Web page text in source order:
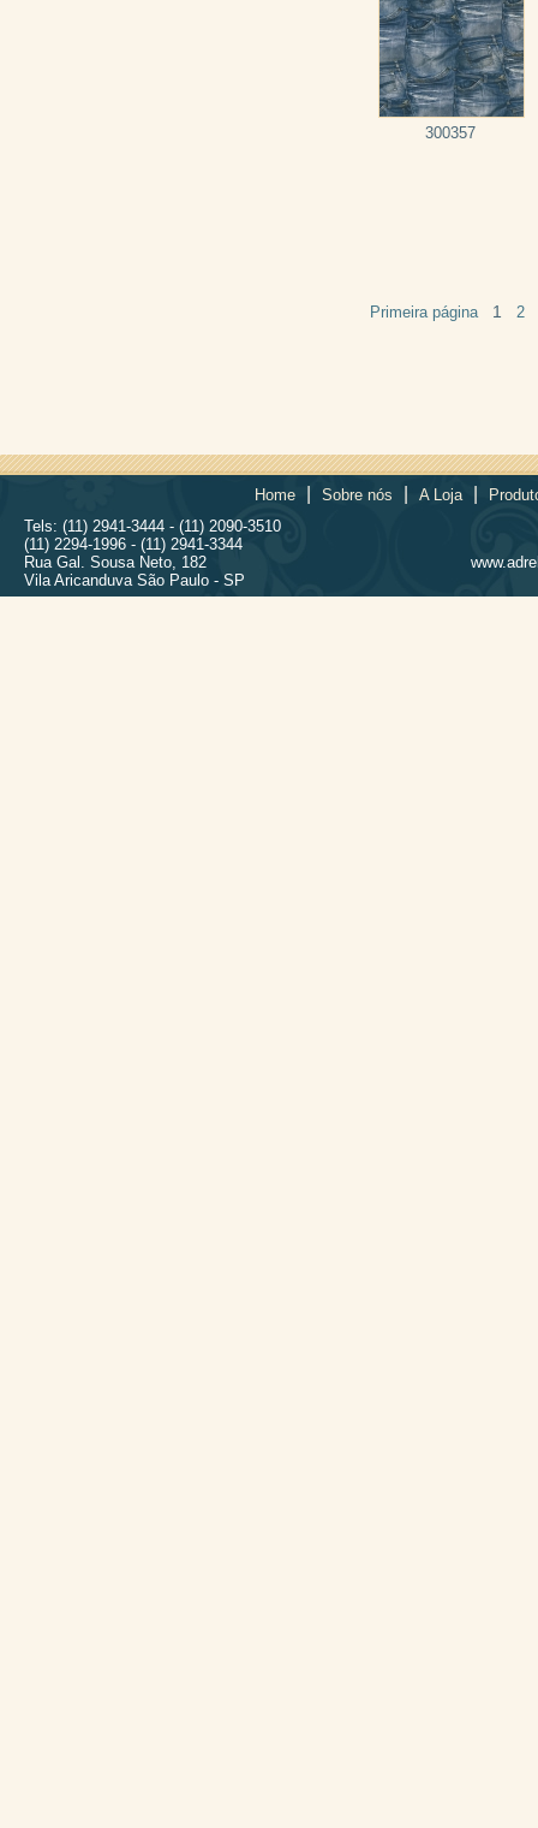
300357
Primeira página 1 2
Home Sobre nós A Loja
Tels: (11) 2941-3444 - (11) 2090-3510
(11) 2294-1996 - (11) 2941-3344
Rua Gal. Sousa Neto, 182
Vila Aricanduva São Paulo - SP